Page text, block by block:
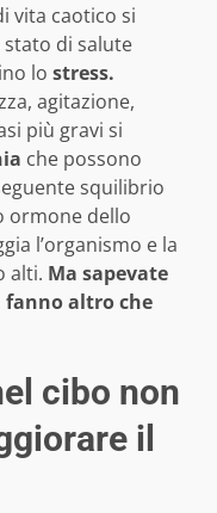
vita caotico si
di salute
lo stress.
agitazione,
più gravi si
che possono
squilibrio
ormone dello
l’organismo e la
alti. Ma sapevate
fanno altro che
cibo non
il